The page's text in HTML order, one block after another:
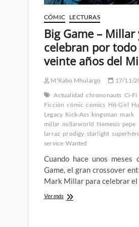
CÓMIC LECTURAS
Big Game – Millar
celebran por
veinte años del
M'Rabo Mhulargo 17/11/
Actualidad chrononauts Ci-Fi
Ficción cómic comics Hit-Girl
Legacy Kick-Ass kingsman mark
millar millarworld Nemesis pepe
larraz prodigy starlight
service Wanted
Cuando hace unos meses
Game, el gran crossover
Mark Millar para celebrar
Ver másBig